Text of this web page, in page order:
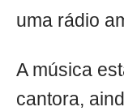
uma rádio
A música
cantora,